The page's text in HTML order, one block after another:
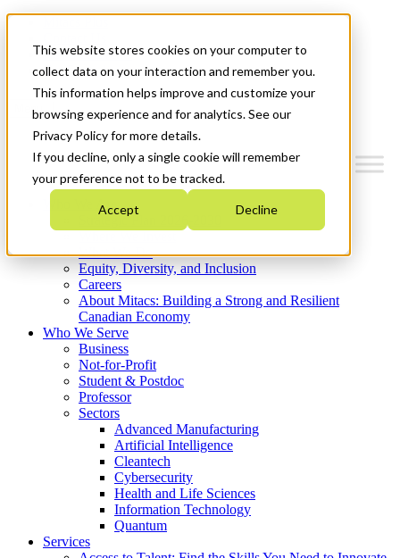
This website stores cookies on your computer to
collect data on your interaction and remember you.
This information helps improve and customize your
browsing experience and for analytics. See our
Privacy Policy for more details.
If you decline, only a single cookie will remember
your preference not to be tracked.
Accept Decline
News & Events
Get Started
Menu
Who We Are
Strategic Plan 2026-2030
What We Do
Equity, Diversity, and Inclusion
Careers
About Mitacs: Building a Strong and Resilient
Canadian Economy
Who We Serve
Business
Not-for-Profit
Student & Postdoc
Professor
Sectors
Advanced Manufacturing
Artificial Intelligence
Cleantech
Cybersecurity
Health and Life Sciences
Information Technology
Quantum
Services